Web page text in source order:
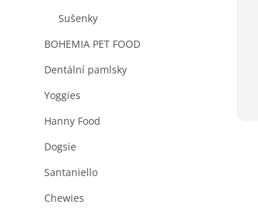
Sušenky
BOHEMIA PET FOOD
Dentální pamlsky
Yoggies
Hanny Food
Dogsie
Santaniello
Chewies